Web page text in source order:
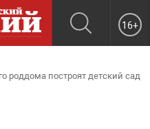
16+
роддома построят детский сад